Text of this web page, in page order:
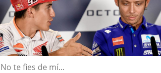
No te fies de mí...